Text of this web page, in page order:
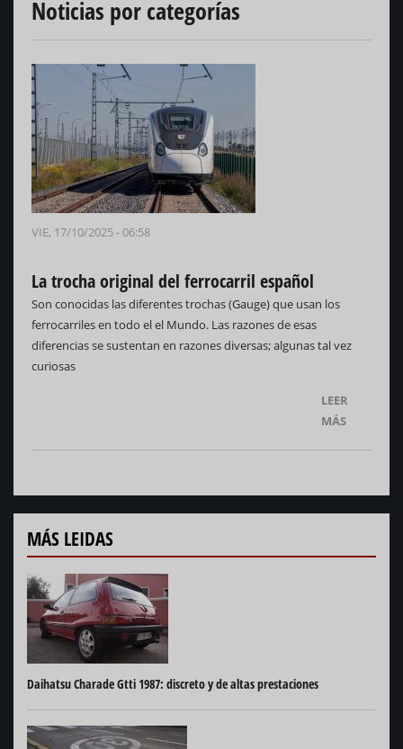
Noticias por categorías
VIE, 17/10/2025 - 06:58
La trocha original del ferrocarril español
Son conocidas las diferentes trochas (Gauge) que usan los
ferrocarriles en todo el el Mundo. Las razones de esas
diferencias se sustentan en razones diversas; algunas tal vez
curiosas
LEER
MÁS
MÁS LEIDAS
Daihatsu Charade Gtti 1987: discreto y de altas prestaciones